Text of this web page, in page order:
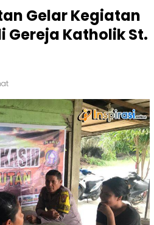
Gelar Kegiatan
Gereja Katholik St.